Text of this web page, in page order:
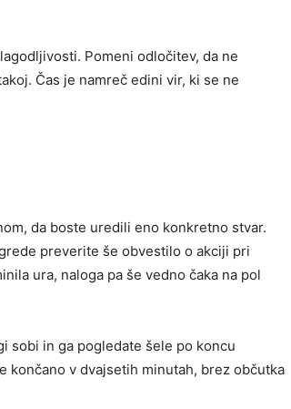
Pomeni odločitev, da ne
Čas je namreč edini vir, ki se ne
da boste uredili eno konkretno stvar.
preverite še obvestilo o akciji pri
ura, naloga pa še vedno čaka na pol
sobi in ga pogledate šele po koncu
končano v dvajsetih minutah, brez občutka